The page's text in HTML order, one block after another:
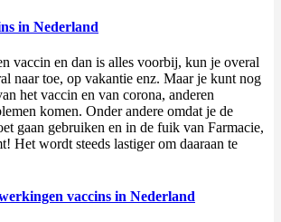
in Nederland
vaccin en dan is alles voorbij, kun je overal
naar toe, op vakantie enz. Maar je kunt nog
het vaccin en van corona, anderen
komen. Onder andere omdat je de
gaan gebruiken en in de fuik van Farmacie,
Het wordt steeds lastiger om daaraan te
vaccins in Nederland